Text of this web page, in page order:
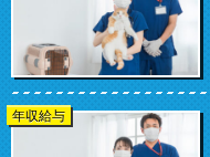
年収給与